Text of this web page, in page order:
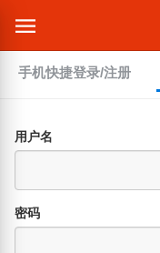
手机快捷登录/注册
用户名
密码